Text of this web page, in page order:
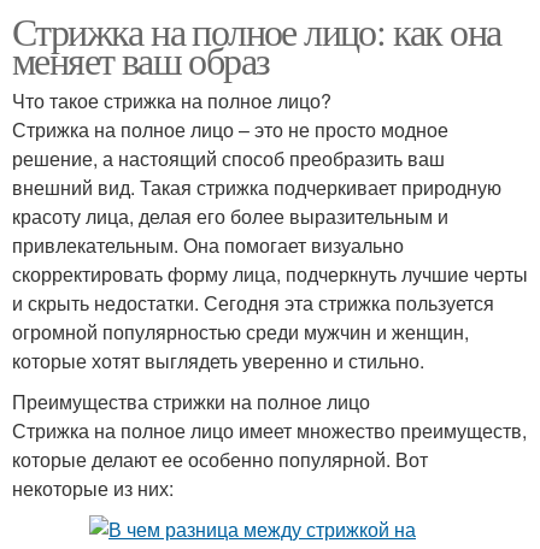
Стрижка на полное лицо: как она
меняет ваш образ
Что такое стрижка на полное лицо?
Стрижка на полное лицо – это не просто модное
решение, а настоящий способ преобразить ваш
внешний вид. Такая стрижка подчеркивает природную
красоту лица, делая его более выразительным и
привлекательным. Она помогает визуально
скорректировать форму лица, подчеркнуть лучшие черты
и скрыть недостатки. Сегодня эта стрижка пользуется
огромной популярностью среди мужчин и женщин,
которые хотят выглядеть уверенно и стильно.
Преимущества стрижки на полное лицо
Стрижка на полное лицо имеет множество преимуществ,
которые делают ее особенно популярной. Вот
некоторые из них: